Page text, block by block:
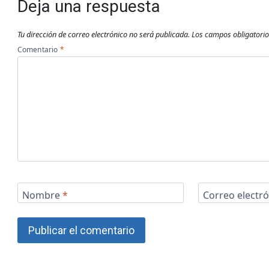
Deja una respuesta
Tu dirección de correo electrónico no será publicada. Los campos
Comentario *
Nombre* Correo